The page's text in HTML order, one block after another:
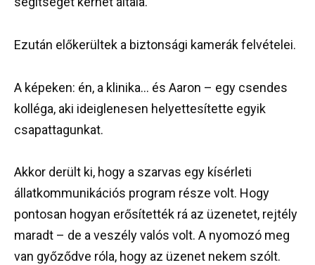
Ezután előkerültek a biztonsági kamerák felvételei.
A képeken: én, a klinika… és Aaron – egy csendes
kolléga, aki ideiglenesen helyettesítette egyik
csapattagunkat.
Akkor derült ki, hogy a szarvas egy kísérleti
állatkommunikációs program része volt. Hogy
pontosan hogyan erősítették rá az üzenetet, rejtély
maradt – de a veszély valós volt. A nyomozó meg
van győződve róla, hogy az üzenet nekem szólt.